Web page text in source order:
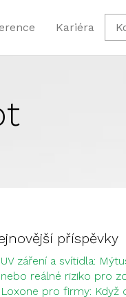
Kariéra
příspěvky
UV záření a svítidla:
nebo reálné riziko pro
Loxone pro firmy: Když